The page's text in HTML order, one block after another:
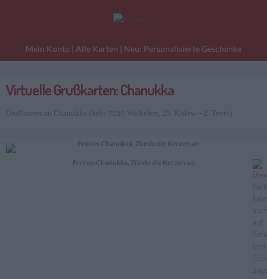
Mein Konto | Alle Karten | Neu: Personalisierte Geschenke
Liebesgrüße Danke
Virtuelle Grußkarten: Chanukka
Grußkarten zu Chanukka (hebr. חנוכה Weihefest, 25. Kislew – 2. Tevet)
Frohes Chanukka, Zünde die Kerzen an